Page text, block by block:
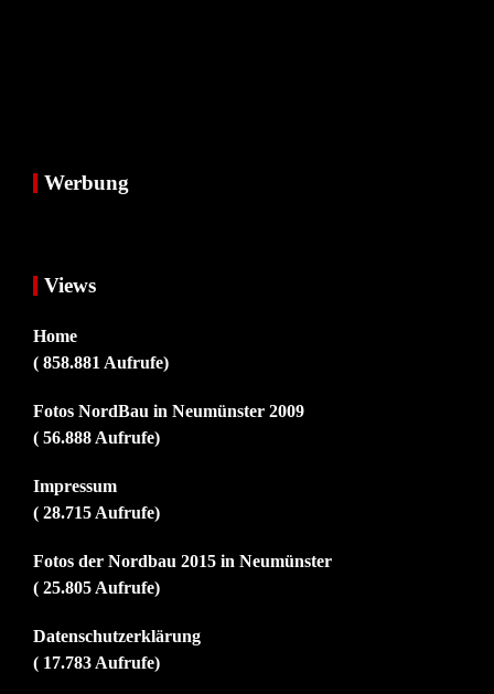
Werbung
Views
Home
( 858.881 Aufrufe)
Fotos NordBau in Neumünster 2009
( 56.888 Aufrufe)
Impressum
( 28.715 Aufrufe)
Fotos der Nordbau 2015 in Neumünster
( 25.805 Aufrufe)
Datenschutzerklärung
( 17.783 Aufrufe)